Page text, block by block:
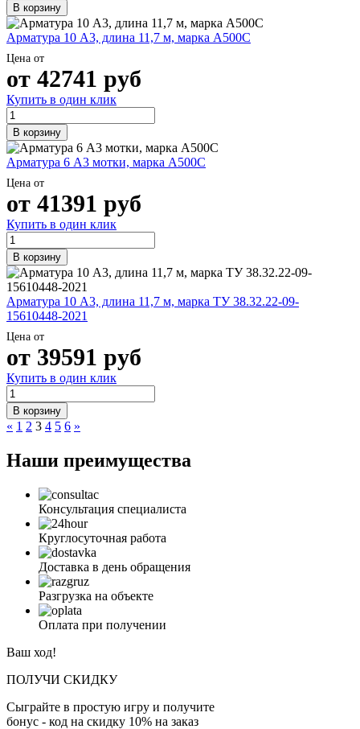
В корзину
Арматура 10 А3, длина 11,7 м, марка А500С
Цена от
от 42741 руб
Купить в один клик
В корзину
Арматура 6 А3 мотки, марка А500С
Цена от
от 41391 руб
Купить в один клик
В корзину
Арматура 10 А3, длина 11,7 м, марка ТУ 38.32.22-09-
15610448-2021
Цена от
от 39591 руб
Купить в один клик
В корзину
« 1 2 3 4 5 6 »
Наши преимущества
Консультация специалиста
Круглосуточная работа
Доставка в день обращения
Разгрузка на объекте
Оплата при получении
Ваш ход!
ПОЛУЧИ СКИДКУ
Сыграйте в простую игру и получите
бонус - код на скидку 10% на заказ